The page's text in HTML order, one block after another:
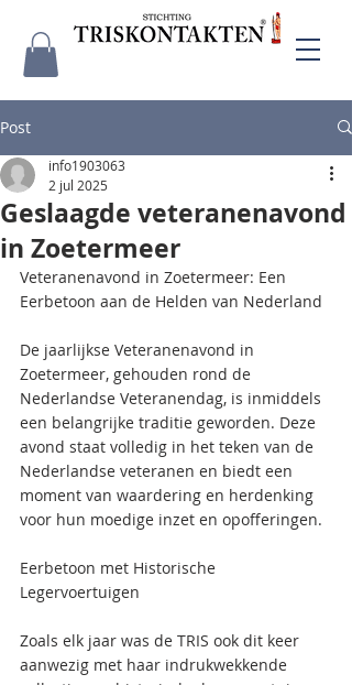
Post
Geslaagde veteranenavond
in Zoetermeer
info1903063
2 jul 2025
Veteranenavond in Zoetermeer: Een
Eerbetoon aan de Helden van Nederland
De jaarlijkse Veteranenavond in
Zoetermeer, gehouden rond de
Nederlandse Veteranendag, is inmiddels
een belangrijke traditie geworden. Deze
avond staat volledig in het teken van de
Nederlandse veteranen en biedt een
moment van waardering en herdenking
voor hun moedige inzet en opofferingen.
Eerbetoon met Historische
Legervoertuigen
Zoals elk jaar was de TRIS ook dit keer
aanwezig met haar indrukwekkende